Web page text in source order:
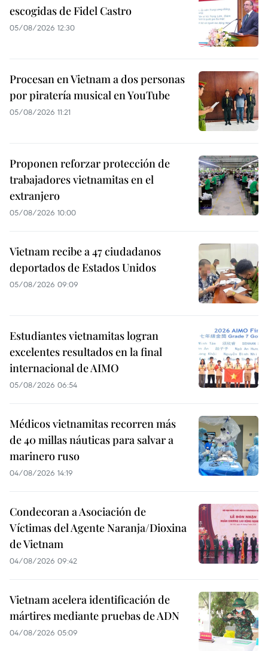
escogidas de Fidel Castro
05/08/2026 12:30
Procesan en Vietnam a dos personas
por piratería musical en YouTube
05/08/2026 11:21
Proponen reforzar protección de
trabajadores vietnamitas en el
extranjero
05/08/2026 10:00
Vietnam recibe a 47 ciudadanos
deportados de Estados Unidos
05/08/2026 09:09
Estudiantes vietnamitas logran
excelentes resultados en la final
internacional de AIMO
05/08/2026 06:54
Médicos vietnamitas recorren más
de 40 millas náuticas para salvar a
marinero ruso
04/08/2026 14:19
Condecoran a Asociación de
Víctimas del Agente Naranja/Dioxina
de Vietnam
04/08/2026 09:42
Vietnam acelera identificación de
mártires mediante pruebas de ADN
04/08/2026 05:09